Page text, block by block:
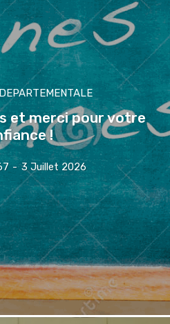
et merci pour votre
!
- 3 Juillet 2026